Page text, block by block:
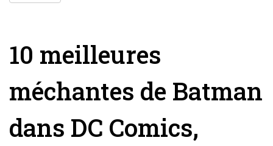
10 meilleures
méchantes de Batman
dans DC Comics,